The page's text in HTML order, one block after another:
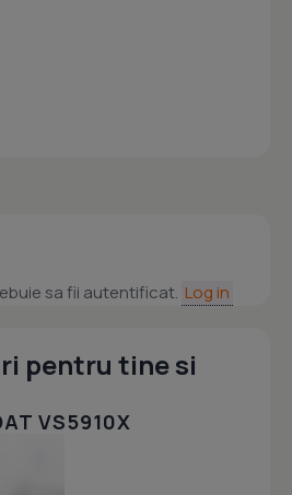
sa fii autentificat. Log in
pentru tine si
VS5910X